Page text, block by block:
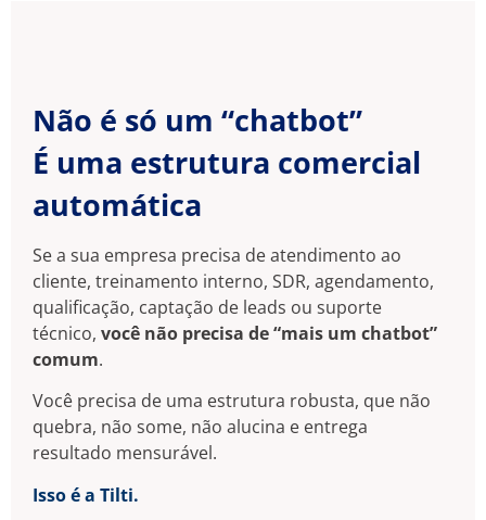
Não é só um “chatbot”
É uma estrutura comercial
automática
Se a sua empresa precisa de atendimento ao
cliente, treinamento interno, SDR, agendamento,
qualificação, captação de leads ou suporte
técnico, você não precisa de “mais um chatbot”
comum.
Você precisa de uma estrutura robusta, que não
quebra, não some, não alucina e entrega
resultado mensurável.
Isso é a Tilti.